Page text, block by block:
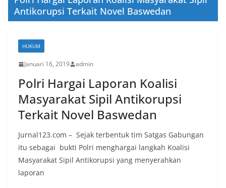
Antikorupsi Terkait Novel Baswedan
HUKUM
Januari 16, 2019 admin
Polri Hargai Laporan Koalisi
Masyarakat Sipil Antikorupsi
Terkait Novel Baswedan
Jurnal123.com – Sejak terbentuk tim Satgas Gabungan
itu sebagai bukti Polri menghargai langkah Koalisi
Masyarakat Sipil Antikorupsi yang menyerahkan
laporan